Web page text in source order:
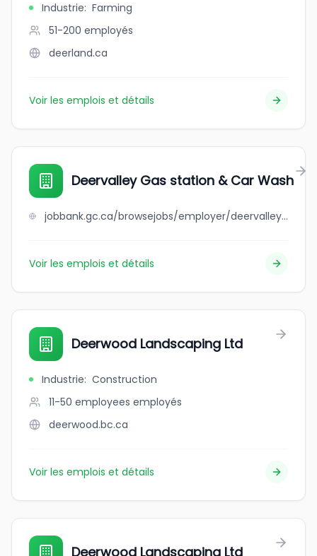
Industrie: Farming
51-200 employés
deerland.ca
Voir les emplois et détails
Deervalley Gas station & Car Wash
jobbank.gc.ca/browsejobs/employer/deervalley+gas+station+%26+car+wash/ca
Voir les emplois et détails
Deerwood Landscaping Ltd
Industrie: Construction
11-50 employees employés
deerwood.bc.ca
Voir les emplois et détails
Deerwood Landscaping Ltd